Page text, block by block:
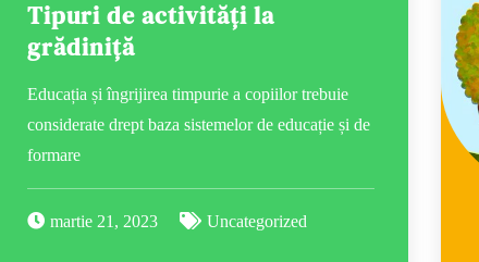
Tipuri de activități la
grădiniță
Educația și îngrijirea timpurie a copiilor trebuie
considerate drept baza sistemelor de educație și de
formare
martie 21, 2023 Uncategorized